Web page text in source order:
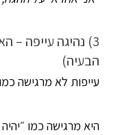
3) נהיגה עייפה –
הבעיה)
עייפות לא מרגישה
היא מרגישה כמו